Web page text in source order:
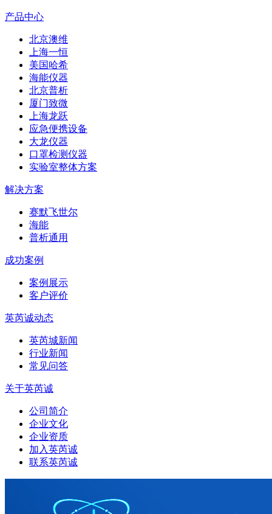
产品中心
北京澳维
上海一恒
美国哈希
海能仪器
北京普析
厦门致微
上海龙跃
应急便携设备
大龙仪器
口罩检测仪器
实验室整体方案
解决方案
赛默飞世尔
海能
普析通用
成功案例
案例展示
客户评价
英芮诚动态
英芮城新闻
行业新闻
常见问答
关于英芮诚
公司简介
企业文化
企业资质
加入英芮诚
联系英芮诚